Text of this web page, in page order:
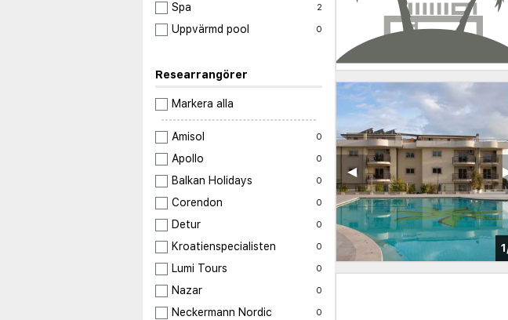
Spa 2
Uppvärmd pool 0
Researrangörer
Markera alla
Amisol 0
Apollo 0
Balkan Holidays 0
Corendon 0
Detur 0
Kroatienspecialisten 0
Lumi Tours 0
Nazar 0
Neckermann Nordic 0
◀︎